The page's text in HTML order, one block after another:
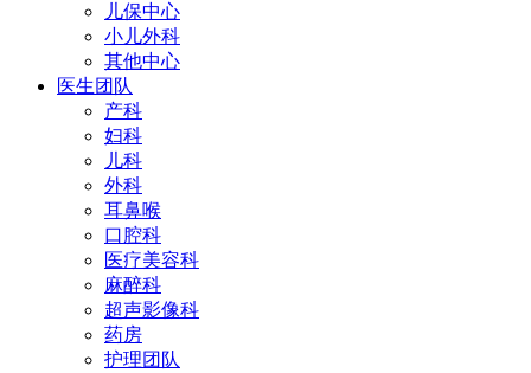
儿保中心
小儿外科
其他中心
医生团队
产科
妇科
儿科
外科
耳鼻喉
口腔科
医疗美容科
麻醉科
超声影像科
药房
护理团队